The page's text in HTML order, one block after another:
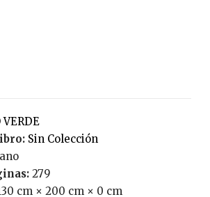
VERDE
Sin Colección
279
cm × 200 cm × 0 cm